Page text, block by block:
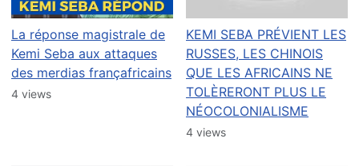
La réponse magistrale de
Kemi Seba aux attaques
des merdias françafricains
4 views
KEMI SEBA PRÉVIENT LES
RUSSES, LES CHINOIS
QUE LES AFRICAINS NE
TOLÈRERONT PLUS LE
NÉOCOLONIALISME
4 views